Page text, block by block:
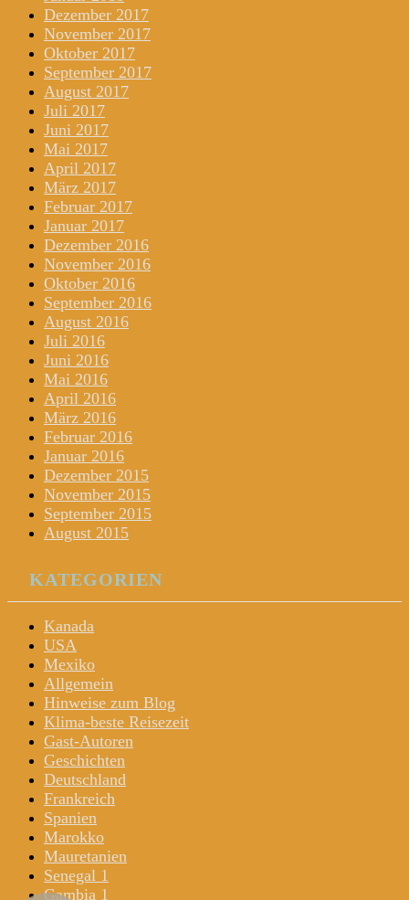
Dezember 2017
November 2017
Oktober 2017
September 2017
August 2017
Juli 2017
Juni 2017
Mai 2017
April 2017
März 2017
Februar 2017
Januar 2017
Dezember 2016
November 2016
Oktober 2016
September 2016
August 2016
Juli 2016
Juni 2016
Mai 2016
April 2016
März 2016
Februar 2016
Januar 2016
Dezember 2015
November 2015
September 2015
August 2015
KATEGORIEN
Kanada
USA
Mexiko
Allgemein
Hinweise zum Blog
Klima-beste Reisezeit
Gast-Autoren
Geschichten
Deutschland
Frankreich
Spanien
Marokko
Mauretanien
Senegal 1
Gambia 1